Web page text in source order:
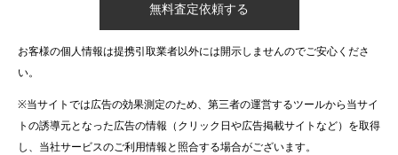
お客様の個人情報は提携引取業者以外には開示しませんのでご安心くださ
い。
※当サイトでは広告の効果測定のため、第三者の運営するツールから当サイ
トの誘導元となった広告の情報（クリック日や広告掲載サイトなど）を取得
し、当社サービスのご利用情報と照合する場合がございます。